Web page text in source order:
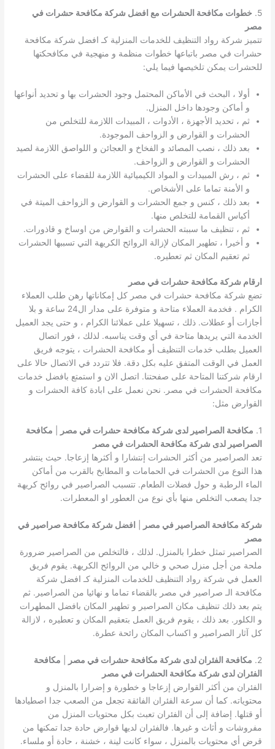
5.
خطوات مكافحة الحشرات مع افضل شركة مكافحة حشرات في
مصر
تتميز شركة رواد التنظيف للخدمات المنزلية كـ افضل شركة مكافحة
حشرات في مصر باتباعها خطوات منظمة و منهجية في مكافحكتها
للحشرات يمكن تلخيصها فيما يلي:
أولا ، البحث في الأماكن المحتمل وجود الحشرات بها و تحديد أنواعها
و أماكن وجودها داخل المنزل.
ثم ، تحديد الأجهزة ، الأدوات ، المبيدات اللازمة للتخلص من
الحشرات و القوارض و الزواحف الموجودة.
بعد ذلك ، نصب المصائد و الفخاخ و العجائن و اللواصق اللازمة لصيد
الحشرات و القوارض و الزواحف.
ثم ، رش المبيدات و المواد الكيميائية اللازمة للقضاء على الحشرات
و الأمنة تماما على الأشخاص.
بعد ذلك ، كنس و جمع الحشرات و القوارض و الزواحف الميتة في
أكياس القمامة للتخلص منها.
ثم ، تنظيف ما سببته الحشرات و القوارض من اوساخ و قاذورات.
و أخيرا ، تطهير المكان لإزالة الروائح الكريهة التي تسببها الحشرات
ثم تعقيم المكان ثم تعطيره.
ارقام شركة مكافحة حشرات في مصر
تضع شركة مكافحة حشرات في مصر كل إمكاناتها رهن طلب العملاء
الكرام . فخدمة العملاء متاحة و متوفرة على مدار ال24 ساعة و بلا
أجازات أو عطلات. ذلك ، تسهيلا على عملائنا الكرام ، و حتى يجد العميل
الخدمة التي يريدها متاحة في أي وقت يناسبه. لذلك ، فور اتصال
العميل بطلب خدمات التنظيف أو مكافحة الحشرات ، يتوجه فريق
العمل في الوقت المتفق عليه بكل دقة. فلا تتردد في الاتصال حالا على
ارقام شركتنا المتاحة على صفحتنا. اتصل الان و استمتع بافضل خدمات
مكافحة الحشرات في مصر. نحن نعمل على ابادة كافة الحشرات و
القوارض مثل:
1. مكافحة الصراصير لدى شركة مكافحة حشرات في مصر
مكافحة
الصراصير لدى شركة مكافحة الحشرات في مصر
تعد الصراصير من أكثر الحشرات إنتشارا و أكثرها إزعاجا. حيث ينتشر
هذا النوع من الحشرات في الحمامات و المطابخ بالقرب من أماكن
الماء الرطبة و حول فضلات الطعام. تتسبب الصراصير في روائح كريهة
جدا يصعب التخلص منها بأي نوع من العطور او المعطرات.
شركة مكافحة الصراصير في مصر
افضل شركة مكافحة صراصير في
مصر
الصراصير تمثل خطرا بالمنزل. لذلك ، فالتخلص من الصراصير ضرورة
ملحة من أجل منزل صحي و خالي من الروائح الكريهة. يقوم فريق
العمل في شركة رواد التنظيف للخدمات المنزلية كـ افضل شركة
مكافحة الـ صراصير في مصر بالقضاء تماما و نهائيا من الصراصير. ثم
يتم بعد ذلك تنظيف مكان الصراصير و تطهير المكان بافضل المطهرات
و الكلور. بعد ذلك ، يقوم فريق العمل بتعقيم المكان و تعطيره ، لازالة
كل آثار الصراصير و اكساب المكان رائحة عطرة.
2. مكافحة الفئران لدى شركة مكافحة حشرات في مصر
مكافحة
الفئران لدى شركة مكافحة الحشرات في مصر
الفئران من أكثر القوارض إزعاجا و خطورة و إضرارا بالمنزل و
محتوياته. كما أن سرعة الفئران الفائقة تجعل من الصعب جدا اصطيادها
أو قتلها. إضافة إلى أن الفئران تعبث بكل محتويات المنزل من
مفروشات و أثاث و غيرها. فالفئران لديها قوارض حادة جدا تمكنها من
قرض أي محتويات بالمنزل ، سواء كانت لينة ، خشنة ، حادة أو ملساء.